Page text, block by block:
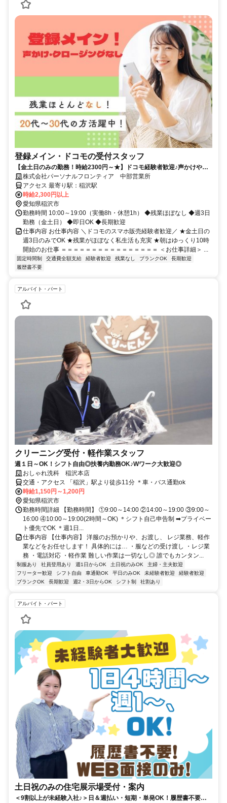
登録メイン・ドコモの受付スタッフ
【金土日のみの勤務！時給2300円～★】ドコモ経験者歓迎♪声かけやク
ロージングはナシ！
株式会社パーソナルフロンティア 中部営業所
アクセス 最寄り駅：稲沢駅
時給2,300円以上
愛知県稲沢市
勤務時間 10:00～19:00（実働8h・休憩1h） ◆残業ほぼなし ◆週3日
勤務（金土日） ◆即日OK ◆長期歓迎
仕事内容 お仕事内容 ＼ドコモのスマホ販売経験者歓迎／ ★金土日の
週3日のみでOK ★残業がほぼなく私生活も充実 ★朝はゆっくり10時
開始のお仕事 ＝＝＝＝＝＝＝＝＝＝＝＝＝＝＝＝ ＜お仕事詳細＞ ...
固定時間制 交通費全額支給 経験者歓迎 残業なし ブランクOK
長期歓迎
履歴書不要
アルバイト・パート
クリーニング受付・軽作業スタッフ
週１日～OK！シフト自由◎扶養内勤務OK♪Wワーク大歓迎◎
おしゃれ洗科 稲沢本店
交通・アクセス 「稲沢」駅より徒歩11分 ＊車・バス通勤ok
時給1,150円～1,200円
愛知県稲沢市
勤務時間詳細 【勤務時間】 ①9:00～14:00 ②14:00～19:00 ③9:00～
16:00 ④10:00～19:00(2時間～OK) ＊シフト自己申告制 ➡プライベー
ト優先でOK ＊週1日...
仕事内容 【仕事内容】 洋服のお預かりや、お渡し、 レジ業務、軽作
業などをお任せします！ 具体的には… ・服などの受け渡し ・レジ業
務 ・電話対応 ・軽作業 難しい作業は一切なし◎ 誰でもカンタン...
制服あり 社員登用あり 週1日からOK 土日祝のみOK
主婦・主夫歓迎
フリーター歓迎
シフト自由 車通勤OK 平日のみOK 未経験者歓迎
経験者歓迎
ブランクOK
長期歓迎 週2・3日からOK シフト制 社割あり
アルバイト・パート
土日祝のみの住宅展示場受付・案内
＜9割以上が未経験入社♪＞日＆週払い・短期・単発OK！履歴書不要＆